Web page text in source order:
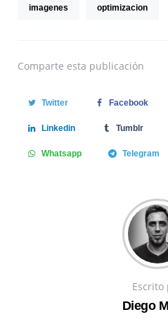
imagenes optimizacion
Comparte esta publicación
Twitter Facebook
Linkedin Tumblr
Whatsapp Telegram
Escrito
Diego